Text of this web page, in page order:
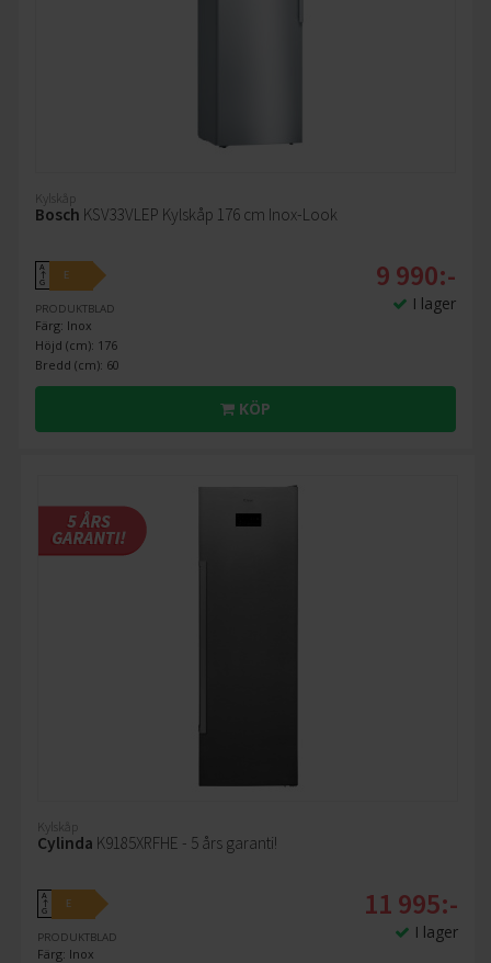
Kylskåp
Bosch KSV33VLEP Kylskåp 176 cm Inox-Look
A
↑
G
E
PRODUKTBLAD
Färg: Inox
Höjd (cm): 176
Bredd (cm): 60
9 990:-
I lager
KÖP
Kylskåp
Cylinda K9185XRFHE - 5 års garanti!
A
↑
G
E
PRODUKTBLAD
Färg: Inox
11 995:-
I lager